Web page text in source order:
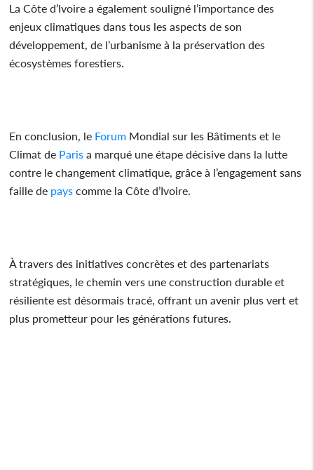
La Côte d’Ivoire a également souligné l’importance des
enjeux climatiques dans tous les aspects de son
développement, de l’urbanisme à la préservation des
écosystèmes forestiers.
En conclusion, le Forum Mondial sur les Bâtiments et le
Climat de Paris a marqué une étape décisive dans la lutte
contre le changement climatique, grâce à l’engagement sans
faille de pays comme la Côte d’Ivoire.
À travers des initiatives concrètes et des partenariats
stratégiques, le chemin vers une construction durable et
résiliente est désormais tracé, offrant un avenir plus vert et
plus prometteur pour les générations futures.